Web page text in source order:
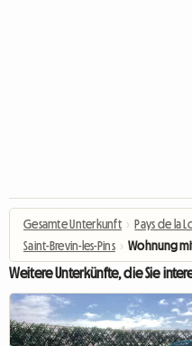
Gesamte Unterkunft › Pays de la
Saint-Brevin-les-Pins › Wohnung
Weitere Unterkünfte, die Sie